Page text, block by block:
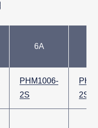
6A
PHM1006-
2S
2S